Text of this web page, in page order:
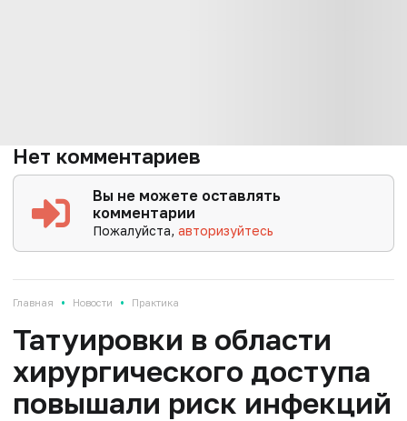
Нет комментариев
Вы не можете оставлять
комментарии
Пожалуйста,авторизуйтесь
Главная • Новости • Практика
Татуировки в области
хирургического доступа
повышали риск инфекций